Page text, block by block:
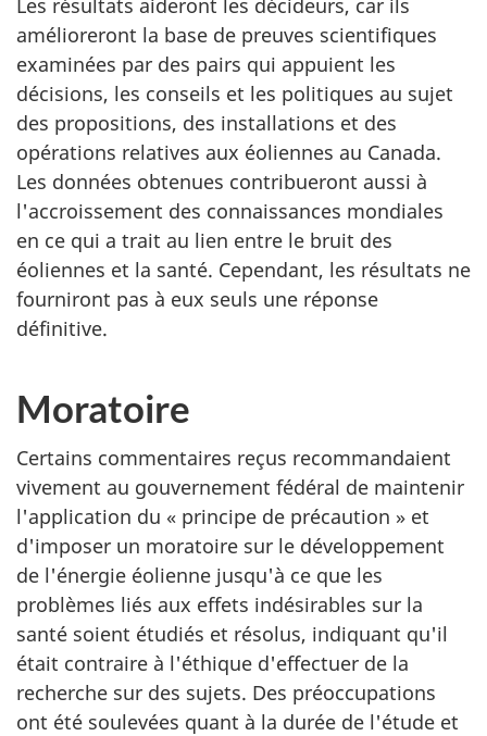
amélioreront la base de preuves scientifiques
examinées par des pairs qui appuient les
décisions, les conseils et les politiques au sujet
des propositions, des installations et des
opérations relatives aux éoliennes au Canada.
Les données obtenues contribueront aussi à
l'accroissement des connaissances mondiales
en ce qui a trait au lien entre le bruit des
éoliennes et la santé. Cependant, les résultats ne
fourniront pas à eux seuls une réponse
définitive.
Moratoire
Certains commentaires reçus recommandaient
vivement au gouvernement fédéral de maintenir
l'application du « principe de précaution » et
d'imposer un moratoire sur le développement
de l'énergie éolienne jusqu'à ce que les
problèmes liés aux effets indésirables sur la
santé soient étudiés et résolus, indiquant qu'il
était contraire à l'éthique d'effectuer de la
recherche sur des sujets. Des préoccupations
ont été soulevées quant à la durée de l'étude et